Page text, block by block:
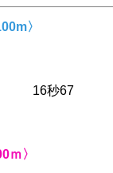
〉
16秒67
ｍ〉